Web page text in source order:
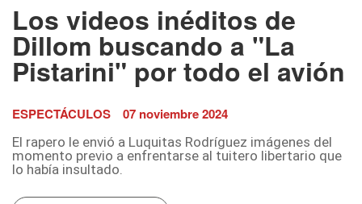
Los videos inéditos de
Dillom buscando a "La
Pistarini" por todo el avión
ESPECTÁCULOS 07 noviembre 2024
El rapero le envió a Luquitas Rodríguez imágenes del
momento previo a enfrentarse al tuitero libertario que
lo había insultado.